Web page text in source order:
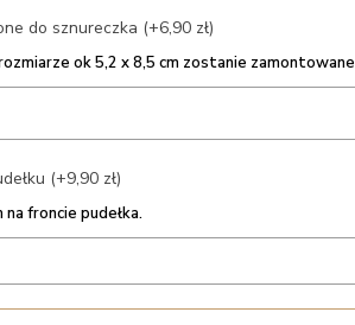
do sznureczka (+6,90 zł)
ok 5,2 x 8,5 cm zostanie
(+9,90 zł)
froncie pudełka.